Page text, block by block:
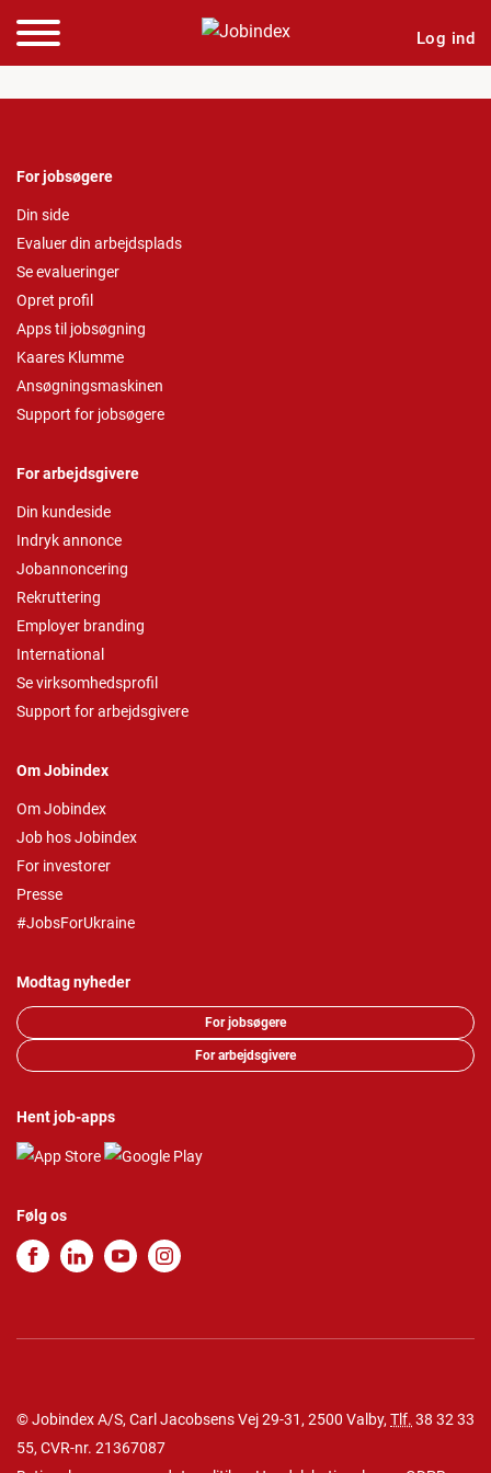
Log ind
For jobsøgere
Din side
Evaluer din arbejdsplads
Se evalueringer
Opret profil
Apps til jobsøgning
Kaares Klumme
Ansøgningsmaskinen
Support for jobsøgere
For arbejdsgivere
Din kundeside
Indryk annonce
Jobannoncering
Rekruttering
Employer branding
International
Se virksomhedsprofil
Support for arbejdsgivere
Om Jobindex
Om Jobindex
Job hos Jobindex
For investorer
Presse
#JobsForUkraine
Modtag nyheder
For jobsøgere
For arbejdsgivere
Hent job-apps
Følg os
© Jobindex A/S, Carl Jacobsens Vej 29-31, 2500 Valby, Tlf. 38 32 33
55, CVR-nr. 21367087